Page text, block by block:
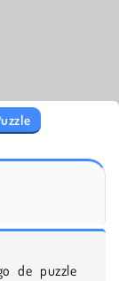
de puzzle